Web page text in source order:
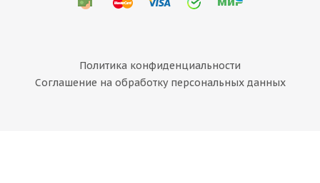
Политика конфиденциальности
Соглашение на обработку персональных данных